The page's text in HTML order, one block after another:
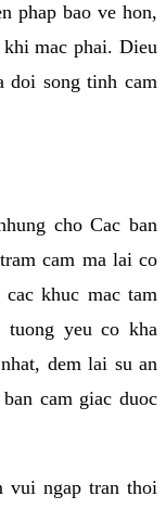
phap bao ve hon,
mac phai. Dieu
doi song tinh cam
cho Cac ban
cam ma lai co
khuc mac tam
yeu co kha
dem lai su an
cam giac duoc
vui ngap tran thoi